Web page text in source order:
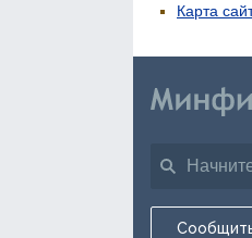
Карта